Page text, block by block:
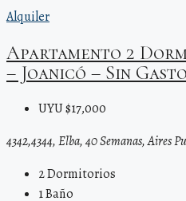
Alquiler
Apartamento 2
– Joanicó – Sin
UYU $17,000
4342,4344, Elba, 40 Semanas, Aires
2Dormitorios
1Baño